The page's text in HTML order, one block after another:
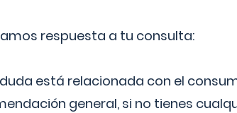
respuesta a tu consulta:
está relacionada con el
general, si no tienes